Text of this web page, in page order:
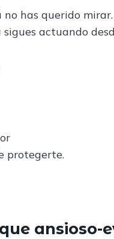
has querido mirar.
actuando
protegerte.
ansioso-